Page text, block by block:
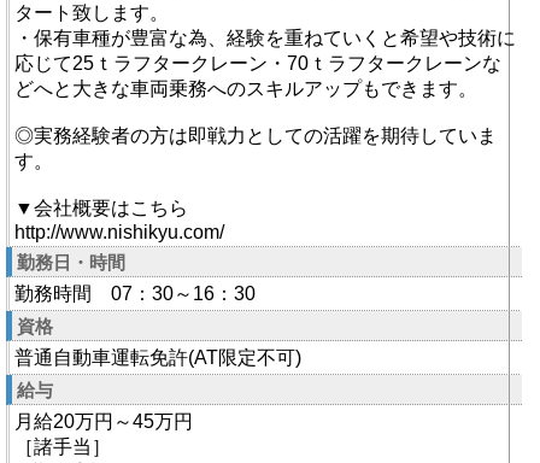
タート致します。
・保有車種が豊富な為、経験を重ねていくと希望や技術に
応じて25ｔラフタークレーン・70ｔラフタークレーンな
どへと大きな車両乗務へのスキルアップもできます。
◎実務経験者の方は即戦力としての活躍を期待していま
す。
▼会社概要はこちら
http://www.nishikyu.com/
勤務日・時間
勤務時間 07：30～16：30
資格
普通自動車運転免許(AT限定不可)
給与
月給20万円～45万円
［諸手当］